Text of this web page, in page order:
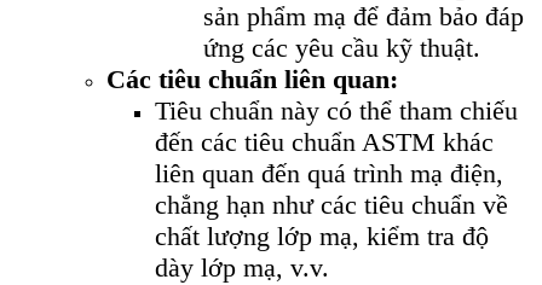
sản phẩm mạ để đảm bảo đáp
ứng các yêu cầu kỹ thuật.
Các tiêu chuẩn liên quan:
Tiêu chuẩn này có thể tham chiếu
đến các tiêu chuẩn ASTM khác
liên quan đến quá trình mạ điện,
chẳng hạn như các tiêu chuẩn về
chất lượng lớp mạ, kiểm tra độ
dày lớp mạ, v.v.